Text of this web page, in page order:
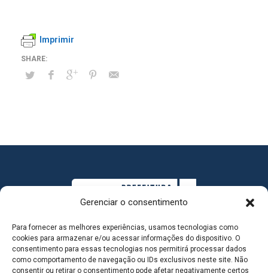
Gerenciar o consentimento
Para fornecer as melhores experiências, usamos tecnologias como
cookies para armazenar e/ou acessar informações do dispositivo. O
consentimento para essas tecnologias nos permitirá processar dados
como comportamento de navegação ou IDs exclusivos neste site. Não
consentir ou retirar o consentimento pode afetar negativamente certos
Imprimir